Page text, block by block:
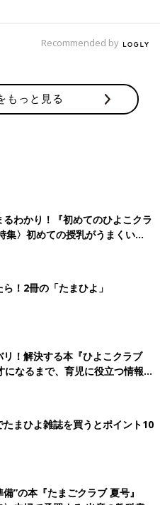
Recommended by
もっと見る
わかり！『初めてのひよこクラ
集〉初めての授乳がうまくい
の基本と夏のトラブル 解決テ
！2冊の「たまひよ」
！解決する本『ひよこクラブ
なるまで、育児に役立つ情報が
まひよ雑誌を買うとポイント10
”の本『たまごクラブ 夏号』